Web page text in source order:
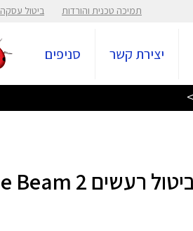
תמיכה טכנית והורדות ביטול עסקה
יצירת קשר סניפים